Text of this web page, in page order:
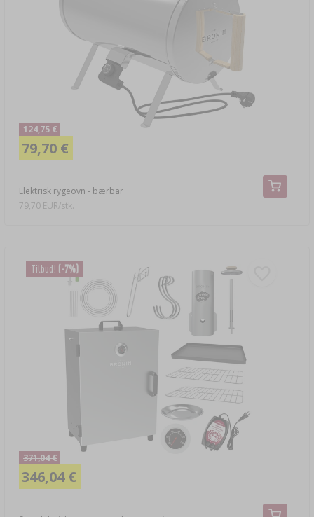
Elektrisk rygeovn - bærbar
124,75 €
79,70 €
79,70 EUR/stk.
Tilbud! (-7%)
371,04 €
346,04 €